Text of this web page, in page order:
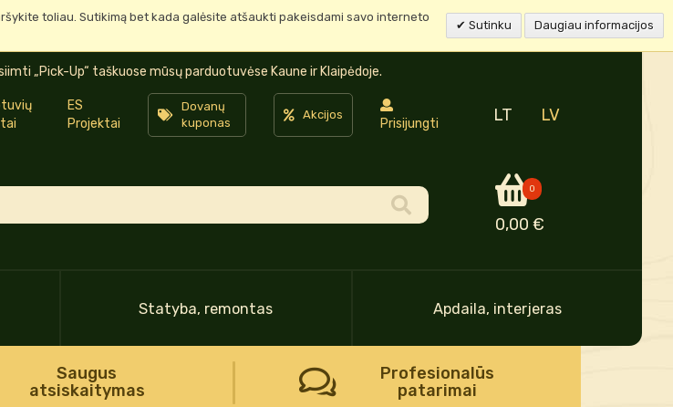
toliau. Sutikimą bet kada galėsite atšaukti pakeisdami savo interneto
Sutinku Daugiau informacijos
„Pick-Up“ taškuose mūsų parduotuvėse Kaune ir Klaipėdoje.
ES
Projektai
Dovanų
kuponas
Akcijos
Prisijungti LT LV
0
0,00 €
Statyba, remontas Apdaila, interjeras
Saugus
atsiskaitymas
Profesionalūs
patarimai